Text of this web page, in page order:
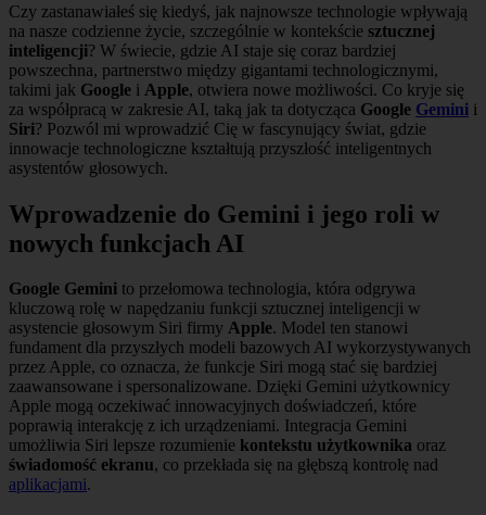
Czy zastanawiałeś się kiedyś, jak najnowsze technologie wpływają
na nasze codzienne życie, szczególnie w kontekście sztucznej
inteligencji? W świecie, gdzie AI staje się coraz bardziej
powszechna, partnerstwo między gigantami technologicznymi,
takimi jak Google i Apple, otwiera nowe możliwości. Co kryje się
za współpracą w zakresie AI, taką jak ta dotycząca Google Gemini i
Siri? Pozwól mi wprowadzić Cię w fascynujący świat, gdzie
innowacje technologiczne kształtują przyszłość inteligentnych
asystentów głosowych.
Wprowadzenie do Gemini i jego roli w
nowych funkcjach AI
Google Gemini to przełomowa technologia, która odgrywa
kluczową rolę w napędzaniu funkcji sztucznej inteligencji w
asystencie głosowym Siri firmy Apple. Model ten stanowi
fundament dla przyszłych modeli bazowych AI wykorzystywanych
przez Apple, co oznacza, że funkcje Siri mogą stać się bardziej
zaawansowane i spersonalizowane. Dzięki Gemini użytkownicy
Apple mogą oczekiwać innowacyjnych doświadczeń, które
poprawią interakcję z ich urządzeniami. Integracja Gemini
umożliwia Siri lepsze rozumienie kontekstu użytkownika oraz
świadomość ekranu, co przekłada się na głębszą kontrolę nad
aplikacjami.